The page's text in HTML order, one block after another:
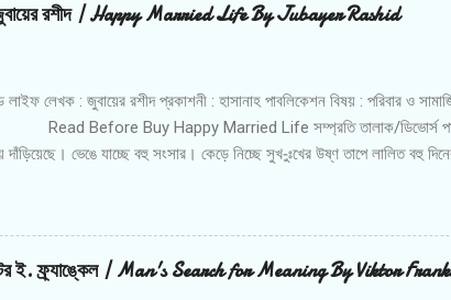
জুবায়ের রশীদ | Happy Married Life By Jubayer Rashid
লাইফ লেখক : জুবায়ের রশীদ প্রকাশনী : হাসানাহ পাবলিকেশন বিষয় : পরিবার ও
Read Before Buy Happy Married Life সম্প্রতি তালাক/ডিভোর্স
দাঁড়িয়েছে। ভেঙে যাচ্ছে বহু সংসার। কেড়ে নিচ্ছে সুখ-ুঃখের উষ্ণ তাপে লালিত বহু
ও দুঃখজনক সংবাদ। ঢাকায় দৈনিক ৩৯টি ডিভোর্সের ঘটনা ঘটছে। এই
সূচক লাফিয়ে লাফিয়ে বাড়ছে প্রতিনিয়ত। অনুসন্ধান করলে দেখা যাবে,
লালিত স্বপ্নসুখের সংসার। হয়তো দুজনের একটু সচেতনতা, হৃদয়ে একটু
স্ত্রীর মাঝে সেই সচেতনতা ও জাগ্রতবোধ সৃষ্টি করবে। রাসুল ও তাঁর সা...
ই. ফ্র্যাঙ্কেল | Man's Search for Meaning By Viktor